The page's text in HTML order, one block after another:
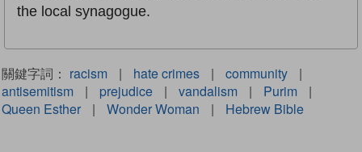
the local synagogue.
關鍵字詞： racism | hate crimes | community
|
antisemitism
| prejudice | vandalism | Purim
|
Queen Esther
| Wonder Woman | Hebrew Bible